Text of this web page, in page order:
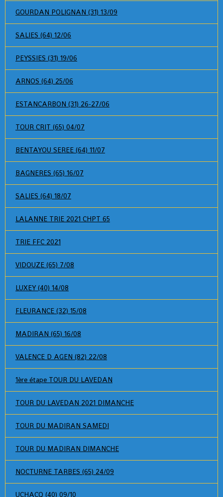
GOURDAN POLIGNAN (31) 13/09
SALIES (64) 12/06
PEYSSIES (31) 19/06
ARNOS (64) 25/06
ESTANCARBON (31) 26-27/06
TOUR CRIT (65) 04/07
BENTAYOU SEREE (64) 11/07
BAGNERES (65) 16/07
SALIES (64) 18/07
LALANNE TRIE 2021 CHPT 65
TRIE FFC 2021
VIDOUZE (65) 7/08
LUXEY (40) 14/08
FLEURANCE (32) 15/08
MADIRAN (65) 16/08
VALENCE D AGEN (82) 22/08
1ère étape TOUR DU LAVEDAN
TOUR DU LAVEDAN 2021 DIMANCHE
TOUR DU MADIRAN SAMEDI
TOUR DU MADIRAN DIMANCHE
NOCTURNE TARBES (65) 24/09
UCHACQ (40) 09/10